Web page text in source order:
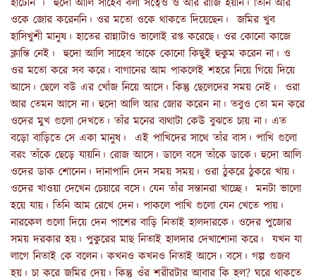
ওকে জোর করেননি। ওর মতো ওকে থাকতে দিয়েছেন। জমির খুব
হাসিখুশী মানুষ। হাতের রান্নাটাও ভালোই রপ্ত করেছে। ওর কোনো কাজে
ক্লান্তি নেই। হুদো আলি সাহেব তাকে কোনো কিছুই হুকুম করেন না। ও
ওর মতো করে সব করে। বাগানের আম পাকলেই শহরে নিয়ে গিয়ে দিয়ে
আসে। ছেলে বউ এর খোঁজ নিয়ে আসে। কিন্তু ছেলেদের সময় নেই। ওরা
আর তেমন আসে না। হুদো আলি আর জোর করেন না। তবুও তো মন করে
ওদের মুখ গুলো দেখতে। তাঁর মনের ব্যথাটা কেউ বুঝতে চায় না। এত
বড়ো বাড়িতে সে একা মানুষ। এই পাখিদের সাথে তাঁর বাস। পাখি গুলো
বরং তাঁকে ছেড়ে যায়নি। রোজ আসে। ডালে বসে তাঁকে ডাকে। হুদো আলি
ওদের ডাক শোনেন। দানাপানি দেন সময় সময়। ওরা ঠুকরে ঠুকরে খায়।
ওদের খাওয়া দেখেন চেয়ারে বসে। যেন তাঁর সন্তানরা খাচ্ছে। মনটা ভালো
হয়ে যায়। তিনি আম রেখে দেন। পাকলে পাখি গুলো যেন খেতে পায়।
নারকেল গুলো দিয়ে দেন পাশের বাড়ি নিতাই হালদারকে। ওদের পুজোর
সময় দরকার হয়। পুকুরের মাছ নিতাই হালদার দেখাশোনা করে। যখন যা
লাগে নিতাই কে বলেন। কখনও কখনও নিতাই আসে। বসে। গল্প গুজব
হয়। চা করে জমির দেয়। কিন্তু ওঁর শরীরটার আবার কি হল? ঘরে থাকতে